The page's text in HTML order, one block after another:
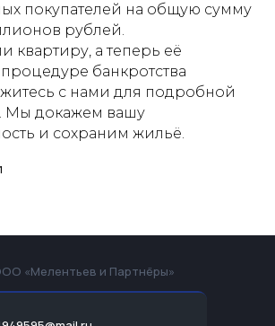
покупателей на общую сумму
рублей.
квартиру, а теперь её
банкротства
с нами для подробной
Мы докажем вашу
и сохраним жильё.
«Мелентьев и Партнёры»